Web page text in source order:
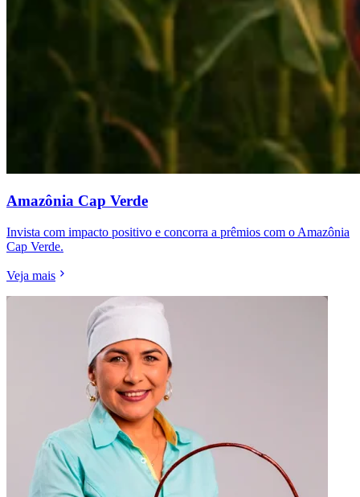
Amazônia Cap Verde
Invista com impacto positivo e concorra a prêmios com o Amazônia
Cap Verde.
Veja mais